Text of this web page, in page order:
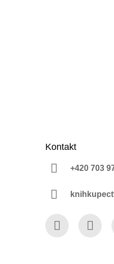
Kontakt
+420 703